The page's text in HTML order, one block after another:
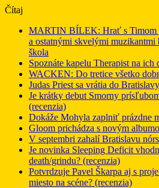
Čítaj
MARTIN BÍLEK: Hrať s Timom
a ostatnými skvelými muzikantmi
škola
Spoznáte kapelu Therapist na ich
WACKEN: Do tretice všetko
Judas Priest sa vrátia do
Je krátky debut Smorny
(recenzia)
Dokáže Mohyla zaplniť prázdne
Gloom prichádza s novým
V septembri zahalí Bratislavu
Je novinka Sleeping Deficit
death/grindu? (recenzia)
Potvrdzuje Pavel Škarpa aj s
miesto na scéne? (recenzia)